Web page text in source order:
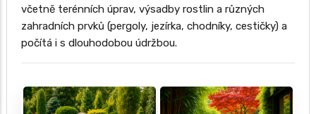
včetně terénních úprav, výsadby rostlin a různých
zahradních prvků (pergoly, jezírka, chodníky, cestičky) a
počítá i s dlouhodobou údržbou.